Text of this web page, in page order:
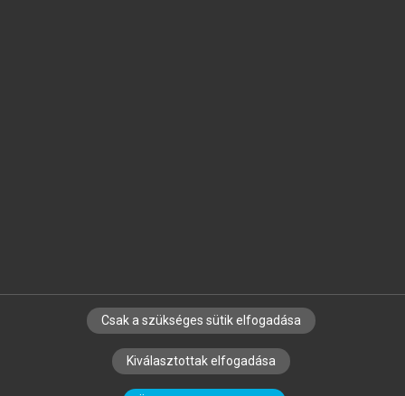
SZERZŐKNEK CÉGEKNEK KÖNYVTÁROSOKNAK
SZERKESZTÉSI ÉS LEKTORÁLÁSI ALAPELVEK
Csak a szükséges sütik elfogadása
Kiválasztottak elfogadása